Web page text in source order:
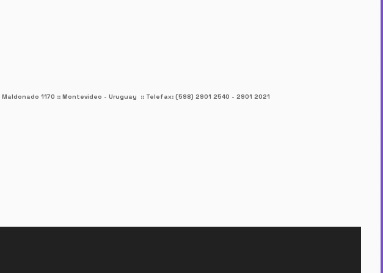
Maldonado 1170 :: Montevideo - Uruguay :: Telefax: (598) 2901 2540 - 2901 2021